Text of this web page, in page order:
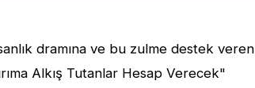
dramına ve bu zulme destek veren
Alkış Tutanlar Hesap Verecek"